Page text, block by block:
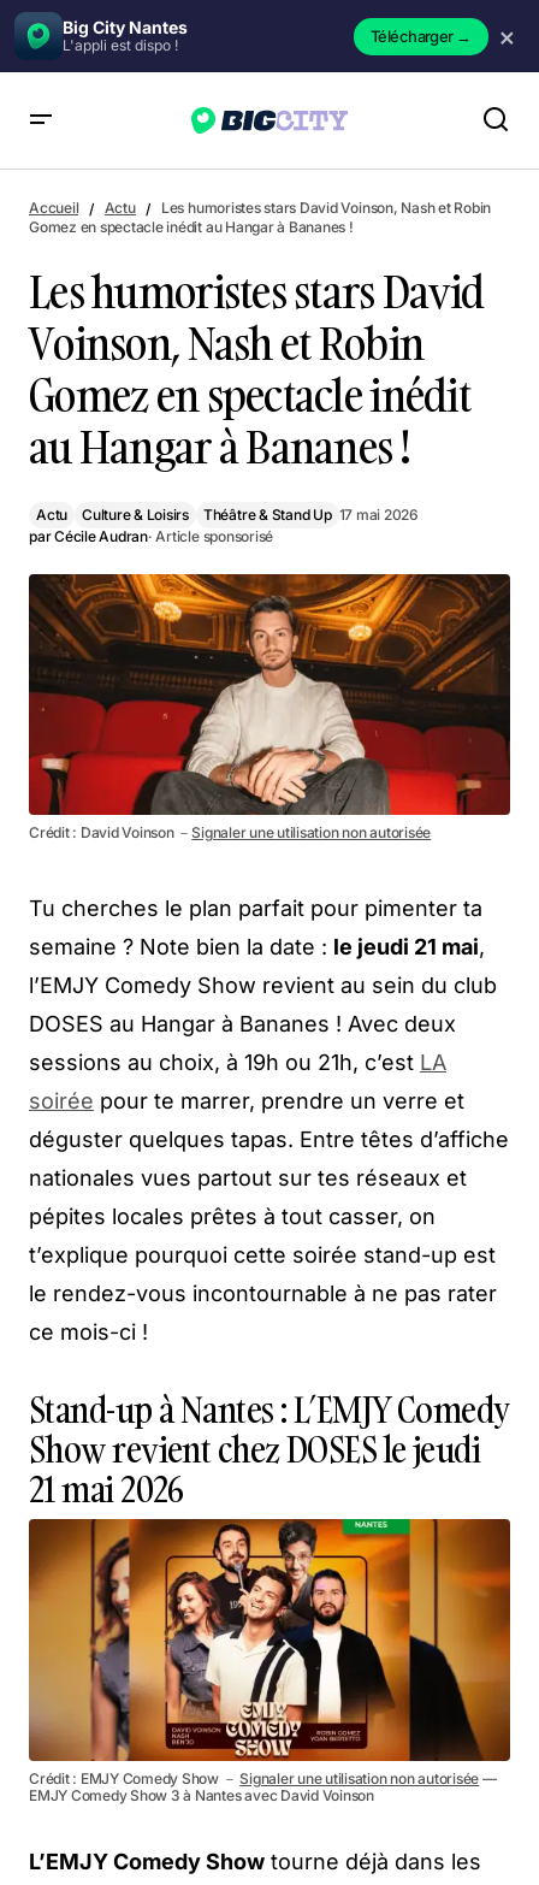
Big City Nantes
L'appli est dispo ! Télécharger→ ×
spectacle inédit au Hangar à Bananes !
Accueil Actu
Les humoristes stars David Voinson, Nash et Robin
Gomez en spectacle inédit au Hangar à Bananes !
Les humoristes stars David
Voinson, Nash et Robin
Gomez en spectacle inédit
au Hangar à Bananes !
Actu Culture & Loisirs Théâtre & Stand Up 17 mai 2026
parCécile Audran· Article sponsorisé
Crédit : David Voinson －Signaler une utilisation non autorisée
Tu cherches le plan parfait pour pimenter ta
semaine ? Note bien la date : le jeudi 21 mai,
l’EMJY Comedy Show revient au sein du club
DOSES au Hangar à Bananes ! Avec deux
sessions au choix, à 19h ou 21h, c’est LA
soirée pour te marrer, prendre un verre et
déguster quelques tapas. Entre têtes d’affiche
nationales vues partout sur tes réseaux et
pépites locales prêtes à tout casser, on
t’explique pourquoi cette soirée stand-up est
le rendez-vous incontournable à ne pas rater
ce mois-ci !
Stand-up à Nantes : L’EMJY Comedy
Show revient chez DOSES le jeudi
21 mai 2026
Crédit : EMJY Comedy Show －Signaler une utilisation non autorisée —
EMJY Comedy Show 3 à Nantes avec David Voinson
L’EMJY Comedy Show tourne déjà dans les